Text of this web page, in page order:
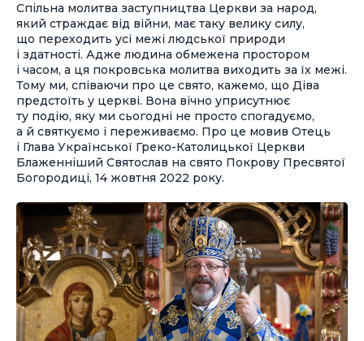
Спільна молитва заступництва Церкви за народ,
який страждає від війни, має таку велику силу,
що переходить усі межі людської природи
і здатності. Адже людина обмежена простором
і часом, а ця покровська молитва виходить за їх межі.
Тому ми, співаючи про це свято, кажемо, що Діва
предстоїть у церкві. Вона вічно уприсутнює
ту подію, яку ми сьогодні не просто спогадуємо,
а й святкуємо і переживаємо. Про це мовив Отець
і Глава Української Греко-Католицької Церкви
Блаженніший Святослав на свято Покрову Пресвятої
Богородиці, 14 жовтня 2022 року.